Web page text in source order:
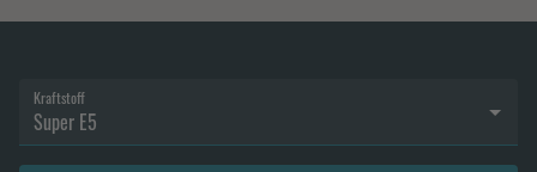
Kraftstoff
Super E5